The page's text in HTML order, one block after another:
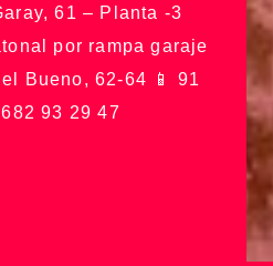
61 – Planta -3
por rampa garaje
Bueno, 62-64 📱 91
93 29 47